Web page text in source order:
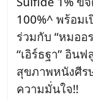
100%^ พร้อม
ร่วมกับ “หมออ
“เอิร์ธฐา” อิ
สุขภาพหนังศีร
ความมั่นใจ!!